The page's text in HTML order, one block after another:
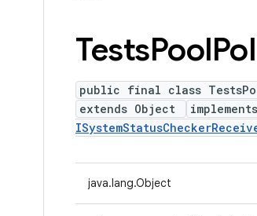
TestsPool
public final class
extends Object
implements
java.lang.Object